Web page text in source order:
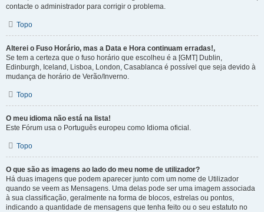
contacte o administrador para corrigir o problema.
Topo
Alterei o Fuso Horário, mas a Data e Hora continuam erradas!,
Se tem a certeza que o fuso horário que escolheu é a [GMT] Dublin,
Edinburgh, Iceland, Lisboa, London, Casablanca é possível que seja devido à
mudança de horário de Verão/Inverno.
Topo
O meu idioma não está na lista!
Este Fórum usa o Português europeu como Idioma oficial.
Topo
O que são as imagens ao lado do meu nome de utilizador?
Há duas imagens que podem aparecer junto com um nome de Utilizador
quando se veem as Mensagens. Uma delas pode ser uma imagem associada
à sua classificação, geralmente na forma de blocos, estrelas ou pontos,
indicando a quantidade de mensagens que tenha feito ou o seu estatuto no